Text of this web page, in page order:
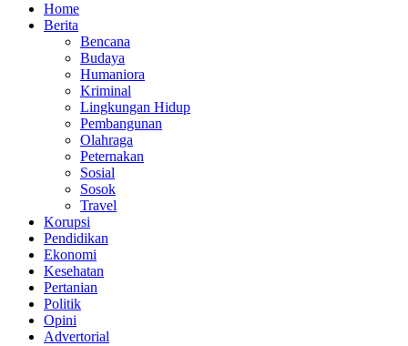
Home
Berita
Bencana
Budaya
Humaniora
Kriminal
Lingkungan Hidup
Pembangunan
Olahraga
Peternakan
Sosial
Sosok
Travel
Korupsi
Pendidikan
Ekonomi
Kesehatan
Pertanian
Politik
Opini
Advertorial